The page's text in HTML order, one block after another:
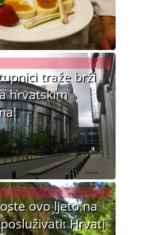
traže brži
hrvatskim
ovo ljeto na
Hrvati